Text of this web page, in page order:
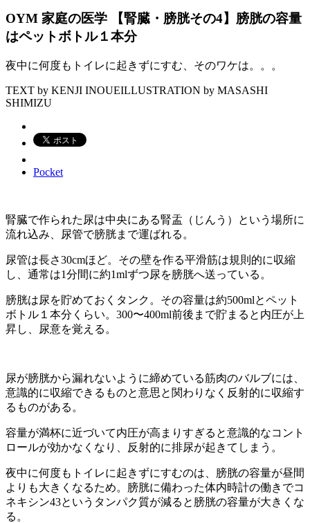
OYM 家庭の医学 【腎臓・膀胱その4】膀胱の容量
はペットボトル１本分
夜中に何度もトイレに起きずにすむ、そのワケは。。。
TEXT by KENJI INOUEILLUSTRATION by MASASHI
SHIMIZU
Pocket
腎臓で作られた尿は中央にある腎盂（じんう）という場所に
流れ込み、尿管で膀胱まで運ばれる。
尿管は長さ30cmほど。その壁を作る平滑筋は規則的に収縮
し、通常は1分間に約1mlずつ尿を膀胱へ送っている。
膀胱は尿を貯めておくタンク。その容量は約500mlとペット
ボトル１本分くらい。300〜400ml前後まで貯まると内圧が上
昇し、尿意を覚える。
尿が膀胱から漏れないように締めている筋肉のバルブには、
意識的に収縮できるものと意思と関わりなく反射的に収縮す
るものがある。
容量が満杯に近づいて内圧が高まりすぎると意識的なコント
ロールが効かなくなり、反射的に排尿が起きてしまう。
夜中に何度もトイレに起きずにすむのは、膀胱の容量が昼間
よりも大きくなるため。膀胱に備わった体内時計の働きでコ
ネキシン43というタンパク質が減ると膀胱の容量が大きくな
る。